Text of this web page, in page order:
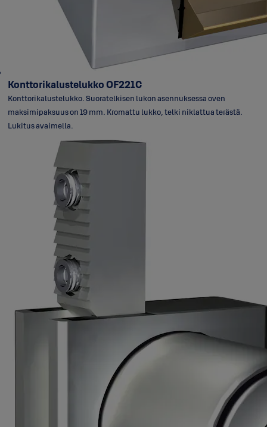
Konttorikalustelukko OF221C
Konttorikalustelukko. Suoratelkisen lukon asennuksessa oven
maksimipaksuus on 19 mm. Kromattu lukko, telki niklattua terästä.
Lukitus avaimella.